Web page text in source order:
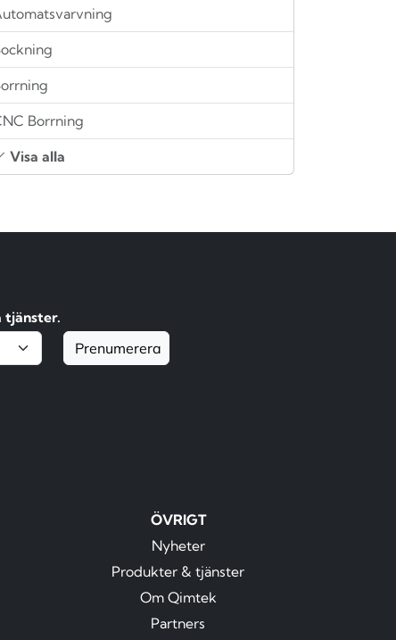
Borrning
Visa alla
tjänster.
Prenumerera
ÖVRIGT
Nyheter
Produkter & tjänster
Om Qimtek
Partners